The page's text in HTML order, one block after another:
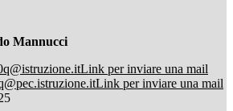
Mannucci
Link per inviare una mail
Link per inviare una mail